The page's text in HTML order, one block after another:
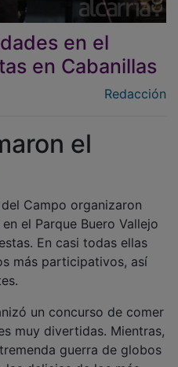
en el
en Cabanillas
el
Campo organizaron
el Parque Buero Vallejo
En casi todas ellas
más participativos, así
muy divertidas. Mientras,
guerra de globos
delicias de los más